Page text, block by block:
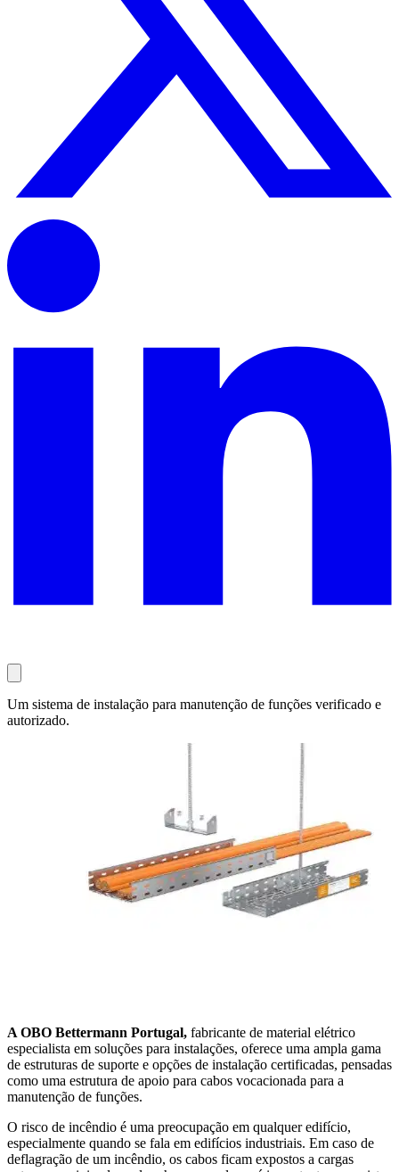
Um sistema de instalação para manutenção de funções verificado e
autorizado.
A OBO Bettermann Portugal, fabricante de material elétrico
especialista em soluções para instalações, oferece uma ampla gama
de estruturas de suporte e opções de instalação certificadas, pensadas
como uma estrutura de apoio para cabos vocacionada para a
manutenção de funções.
O risco de incêndio é uma preocupação em qualquer edifício,
especialmente quando se fala em edifícios industriais. Em caso de
deflagração de um incêndio, os cabos ficam expostos a cargas